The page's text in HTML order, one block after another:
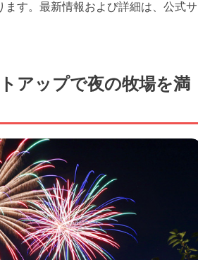
す。最新情報および詳細は、公式サ
アップで夜の牧場を満